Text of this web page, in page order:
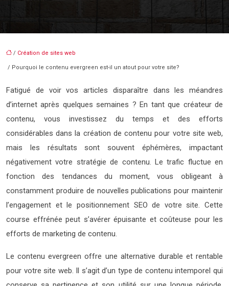
/ Création de sites web
/ Pourquoi le contenu evergreen est-il un atout pour votre site?
Fatigué de voir vos articles disparaître dans les méandres
d’internet après quelques semaines ? En tant que créateur de
contenu, vous investissez du temps et des efforts
considérables dans la création de contenu pour votre site web,
mais les résultats sont souvent éphémères, impactant
négativement votre stratégie de contenu. Le trafic fluctue en
fonction des tendances du moment, vous obligeant à
constamment produire de nouvelles publications pour maintenir
l’engagement et le positionnement SEO de votre site. Cette
course effrénée peut s’avérer épuisante et coûteuse pour les
efforts de marketing de contenu.
Le contenu evergreen offre une alternative durable et rentable
pour votre site web. Il s’agit d’un type de contenu intemporel qui